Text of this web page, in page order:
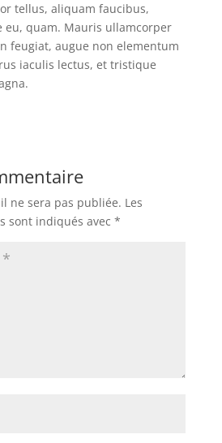
tellus, aliquam faucibus,
eu, quam. Mauris ullamcorper
feugiat, augue non elementum
iaculis lectus, et tristique
ne sera pas publiée. Les
sont indiqués avec *